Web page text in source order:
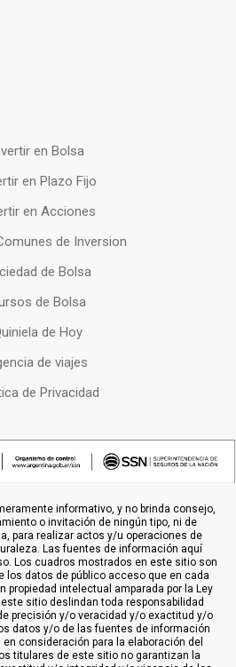
en Bolsa
en Plazo Fijo
en Acciones
de Inversion
de Bolsa
de Bolsa
de Hoy
de viajes
de Privacidad
informativo, y no brinda consejo,
o invitación de ningún tipo, ni de
para realizar actos y/u operaciones de
Las fuentes de información aquí
Los cuadros mostrados en este sitio son
los datos de público acceso que en cada
propiedad intelectual amparada por la Ley
sitio deslindan toda responsabilidad
precisión y/o veracidad y/o exactitud y/o
datos y/o de las fuentes de información
consideración para la elaboración del
titulares de este sitio no garantizan la